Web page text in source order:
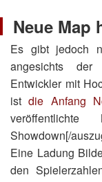
Neue Map
Es gibt jedoch
angesichts
Entwickler mit
istdie Anfang
Showdown[/
Eine Ladung
den